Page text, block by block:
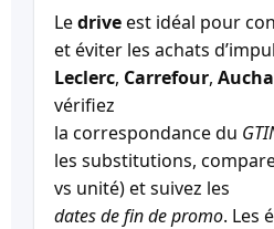
Ledriveest idéal pour
et éviter les achats
Leclerc, Carrefour,
vérifiez
la correspondance du
les substitutions,
vs unité) et suivez les
dates de fin de promo. Les